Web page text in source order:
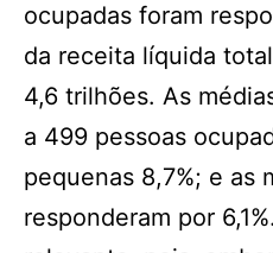
ocupadas foram
da receita líquida
4,6 trilhões. As
a 499 pessoas
pequenas 8,7%; e as
responderam por